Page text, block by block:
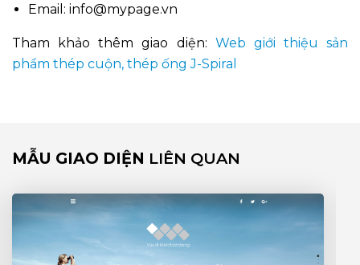
Email: info@mypage.vn
Tham khảo thêm giao diện: Web giới thiệu sản
phẩm thép cuộn, thép ống J-Spiral
MẪU GIAO DIỆN LIÊN QUAN